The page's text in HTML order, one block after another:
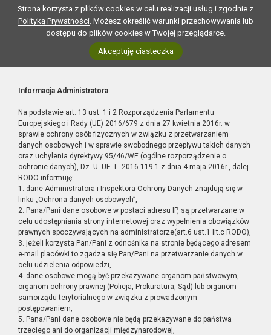
Strona korzysta z plików cookies w celu realizacji usług i zgodnie z
Polityką Prywatności. Możesz określić warunki przechowywania lub
dostępu do plików cookies w Twojej przeglądarce.
Akceptuję ciasteczka
Informacja Administratora
Na podstawie art. 13 ust. 1 i 2 Rozporządzenia Parlamentu
Europejskiego i Rady (UE) 2016/679 z dnia 27 kwietnia 2016r. w
sprawie ochrony osób fizycznych w związku z przetwarzaniem
danych osobowych i w sprawie swobodnego przepływu takich danych
oraz uchylenia dyrektywy 95/46/WE (ogólne rozporządzenie o
ochronie danych), Dz. U. UE. L. 2016.119.1 z dnia 4 maja 2016r., dalej
RODO informuję:
1. dane Administratora i Inspektora Ochrony Danych znajdują się w
linku „Ochrona danych osobowych”,
2. Pana/Pani dane osobowe w postaci adresu IP, są przetwarzane w
celu udostępniania strony internetowej oraz wypełnienia obowiązków
prawnych spoczywających na administratorze(art.6 ust.1 lit.c RODO),
3. jeżeli korzysta Pan/Pani z odnośnika na stronie będącego adresem
e-mail placówki to zgadza się Pan/Pani na przetwarzanie danych w
celu udzielenia odpowiedzi,
4. dane osobowe mogą być przekazywane organom państwowym,
organom ochrony prawnej (Policja, Prokuratura, Sąd) lub organom
samorządu terytorialnego w związku z prowadzonym
postępowaniem,
5. Pana/Pani dane osobowe nie będą przekazywane do państwa
trzeciego ani do organizacji międzynarodowej,